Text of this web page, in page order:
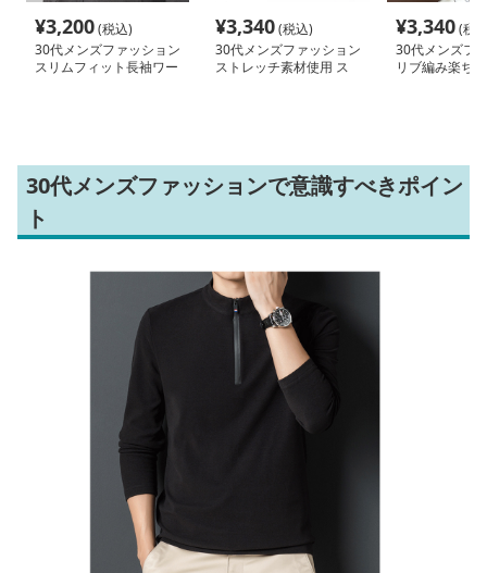
¥3,200(税込)
30代メンズファッション
スリムフィット長袖ワー
¥3,340(税込)
30代メンズファッション
ストレッチ素材使用 ス
¥3,340(税
30代メンズフ
リブ編み楽ち
30代メンズファッションで意識すべきポイン
ト